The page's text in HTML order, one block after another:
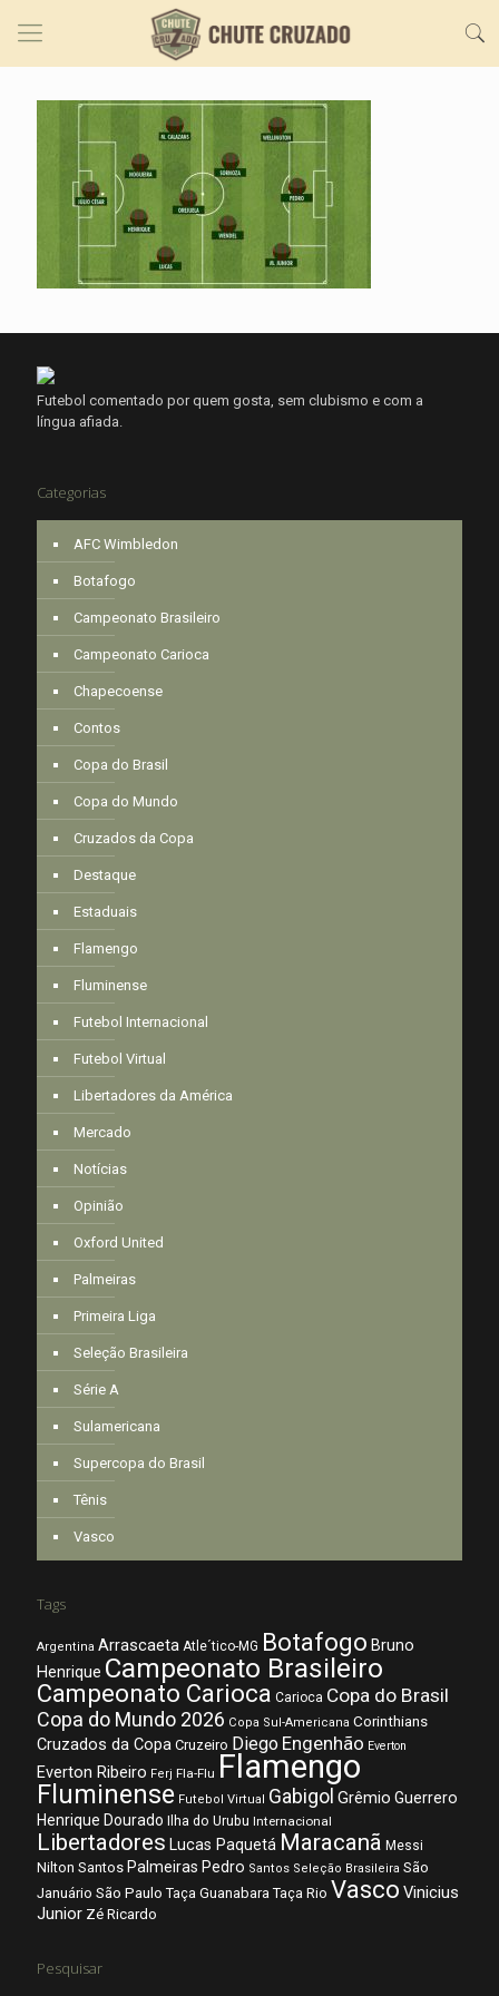
Futebol comentado por quem gosta, sem clubismo e com a
língua afiada.
Categorias
AFC Wimbledon
Botafogo
Campeonato Brasileiro
Campeonato Carioca
Chapecoense
Contos
Copa do Brasil
Copa do Mundo
Cruzados da Copa
Destaque
Estaduais
Flamengo
Fluminense
Futebol Internacional
Futebol Virtual
Libertadores da América
Mercado
Notícias
Opinião
Oxford United
Palmeiras
Primeira Liga
Seleção Brasileira
Série A
Sulamericana
Supercopa do Brasil
Tênis
Vasco
Tags
Argentina Arrascaeta Atle´tico-MG Botafogo Bruno
Henrique Campeonato Brasileiro
Campeonato Carioca Carioca Copa do Brasil
Copa do Mundo 2026 Copa Sul-Americana Corinthians
Cruzados da Copa Cruzeiro Diego Engenhão Everton
Everton Ribeiro Ferj Fla-Flu Flamengo
Fluminense Futebol Virtual Gabigol Grêmio Guerrero
Henrique Dourado Ilha do Urubu Internacional
Libertadores Lucas Paquetá Maracanã Messi
Nilton Santos Palmeiras Pedro Santos Seleção Brasileira São
Januário São Paulo Taça Guanabara Taça Rio Vasco Vinicius
Junior Zé Ricardo
Pesquisar